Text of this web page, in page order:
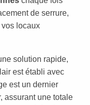
de serrure,
locaux
solution rapide,
est établi avec
est un dernier
assurant une totale